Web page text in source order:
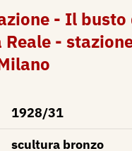
- Il busto
Reale -
1928/31
scultura bronzo